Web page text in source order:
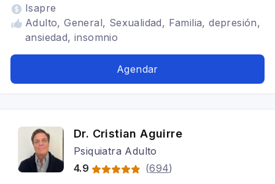
Isapre
Adulto, General, Sexualidad, Familia, depresión,
ansiedad, insomnio
Agendar
Dr. Cristian Aguirre
Psiquiatra Adulto
4.9
(694)